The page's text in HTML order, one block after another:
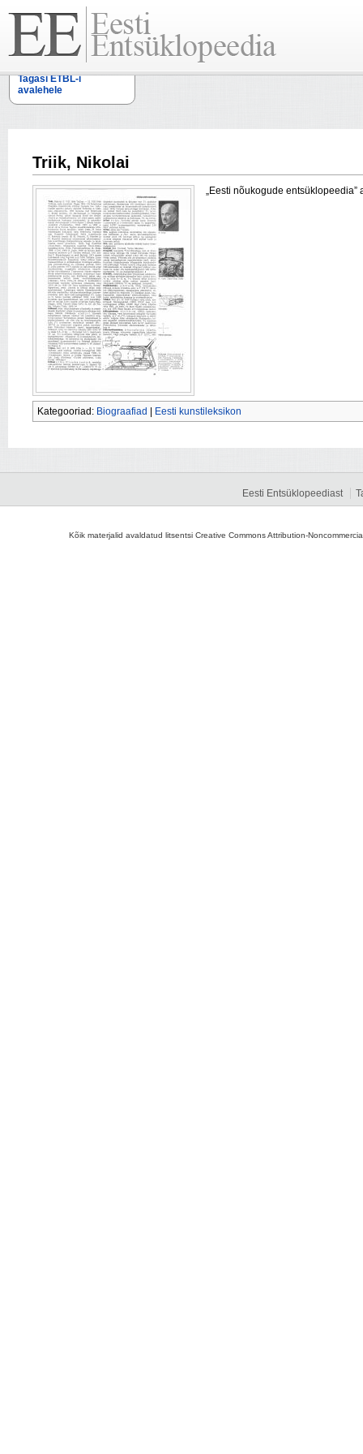
Tagasi ETBL-i
avalehele
Triik, Nikolai
„Eesti nõukogude
Kategooriad: Biograafiad Eesti kunstileksikon
Eesti Entsüklopeediast
Kõik materjalid avaldatud litsentsi Creative Commons Attribution-